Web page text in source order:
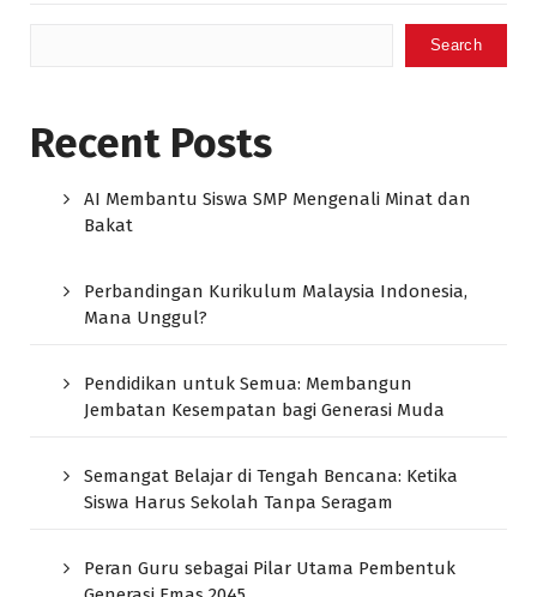
Search
Recent Posts
AI Membantu Siswa SMP Mengenali Minat dan
Bakat
Perbandingan Kurikulum Malaysia Indonesia,
Mana Unggul?
Pendidikan untuk Semua: Membangun
Jembatan Kesempatan bagi Generasi Muda
Semangat Belajar di Tengah Bencana: Ketika
Siswa Harus Sekolah Tanpa Seragam
Peran Guru sebagai Pilar Utama Pembentuk